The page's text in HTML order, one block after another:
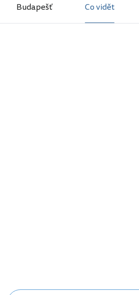
Budapešť Co vidět